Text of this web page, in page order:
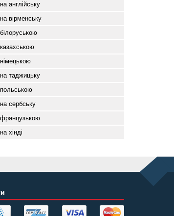
на англійську
на вірменську
білоруською
казахською
німецькою
на таджицьку
польською
на сербську
французькою
на хінді